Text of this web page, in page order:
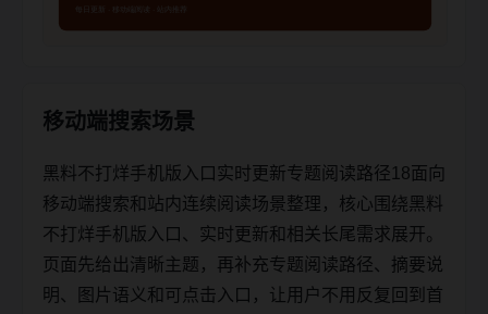
移动端搜索场景
黑料不打烊手机版入口实时更新专题阅读路径18面向
移动端搜索和站内连续阅读场景整理，核心围绕黑料
不打烊手机版入口、实时更新和相关长尾需求展开。
页面先给出清晰主题，再补充专题阅读路径、摘要说
明、图片语义和可点击入口，让用户不用反复回到首